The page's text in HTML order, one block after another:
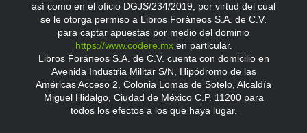
así como en el oficio DGJS/234/2019, por virtud del cual
se le otorga permiso a Libros Foráneos S.A. de C.V.
para captar apuestas por medio del dominio
https://www.codere.mxen particular.
Libros Foráneos S.A. de C.V. cuenta con domicilio en
Avenida Industria Militar S/N, Hipódromo de las
Américas Acceso 2, Colonia Lomas de Sotelo, Alcaldía
Miguel Hidalgo, Ciudad de México C.P. 11200 para
todos los efectos a los que haya lugar.